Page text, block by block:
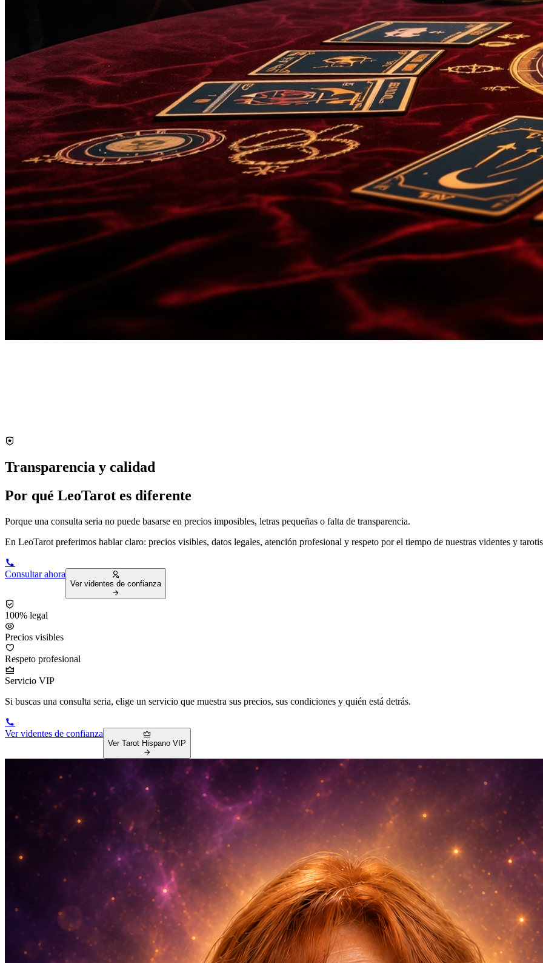
Transparencia y calidad
Por qué LeoTarot es diferente
Porque una consulta seria no puede basarse en precios imposibles, letras pequeñas o falta de transparencia.
En LeoTarot preferimos hablar claro: precios visibles, datos legales, atención profesional y respeto por el tiempo de nuestras videntes y
Consultar ahora
Ver videntes de confianza
100% legal
Precios visibles
Respeto profesional
Servicio VIP
Si buscas una consulta seria, elige un servicio que muestra sus precios, sus condiciones y quién está detrás.
Ver videntes de confianza
Ver Tarot Hispano VIP